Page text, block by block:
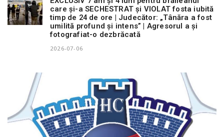
care și-a SECHESTRAT și VIOLAT fosta iubită
timp de 24 de ore | Judecător: „Tânăra a fost
umilită profund și intens” | Agresorul a și
fotografiat-o dezbrăcată
2026-07-06